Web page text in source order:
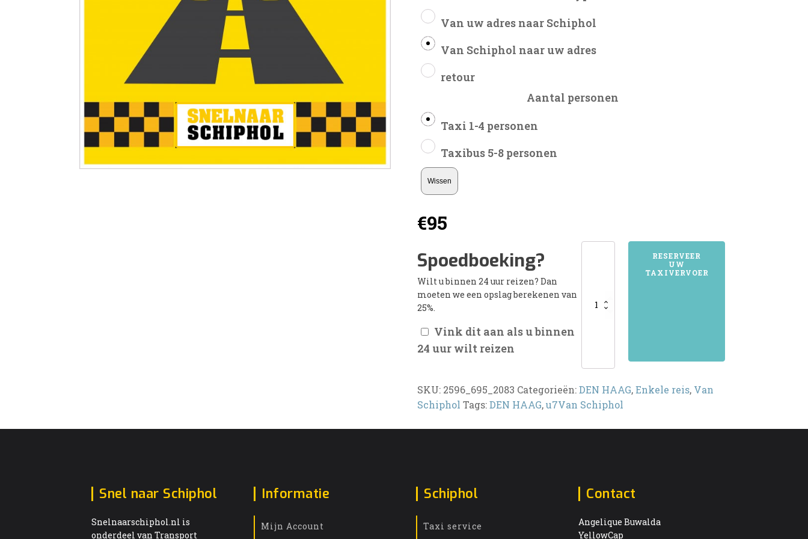
Van uw adres naar Schiphol
Van Schiphol naar uw adres
retour
Aantal personen
Taxi 1-4 personen
Taxibus 5-8 personen
Wissen
€95
Spoedboeking?
Wilt u binnen 24 uur reizen? Dan
moeten we een opslag berekenen van
25%.
Vink dit aan als u binnen
24 uur wilt reizen
RESERVEER
UW
TAXIVERVOER
SKU: 2596_695_2083 Categorieën:DEN HAAG,Enkele reis, Van
Schiphol Tags:DEN HAAG,u7Van Schiphol
Snel naar Schiphol
Snelnaarschiphol.nl is
onderdeel van Transport
Informatie
Mijn Account
Schiphol
Taxi service
Contact
Angelique Buwalda
YellowCap